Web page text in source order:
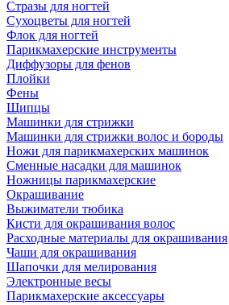
Стразы для ногтей
Сухоцветы для ногтей
Флок для ногтей
Парикмахерские инструменты
Диффузоры для фенов
Плойки
Фены
Щипцы
Машинки для стрижки
Машинки для стрижки волос и бороды
Ножи для парикмахерских машинок
Сменные насадки для машинок
Ножницы парикмахерские
Окрашивание
Выжиматели тюбика
Кисти для окрашивания волос
Расходные материалы для окрашивания
Чаши для окрашивания
Шапочки для мелирования
Электронные весы
Парикмахерские аксессуары